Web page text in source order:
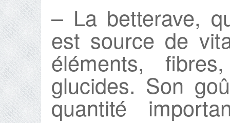
– La betterave,
est source de
éléments,
glucides. Son
quantité